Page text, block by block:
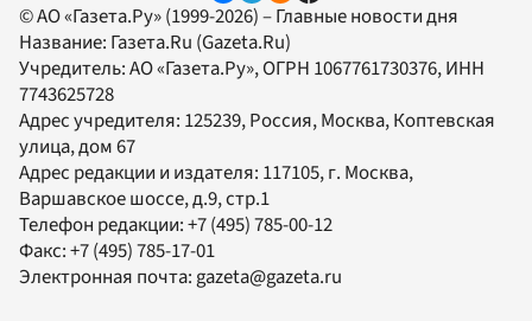
© АО «Газета.Ру» (1999-2026) – Главные новости дня
Название: Газета.Ru (Gazeta.Ru)
Учредитель:АО «Газета.Ру», ОГРН 1067761730376, ИНН
7743625728
Адрес учредителя: 125239, Россия, Москва, Коптевская
улица, дом 67
Адрес редакции и издателя: 117105, г. Москва,
Варшавское шоссе, д.9, стр.1
Телефон редакции:+7 (495) 785-00-12
Факс:+7 (495) 785-17-01
Электронная почта:gazeta@gazeta.ru